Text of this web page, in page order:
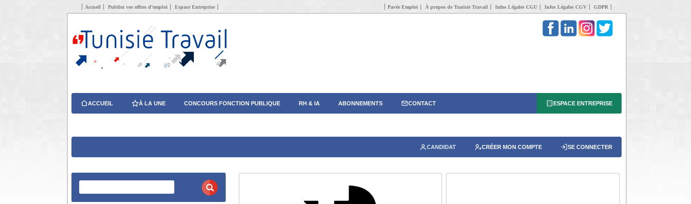
Accueil Publiez vos offres d’emploi Espace Entreprise Pavée Emploi À propos de Tunisie Travail Infos Légales CGU Infos Légales CGV GDPR
ACCUEIL À LA UNE CONCOURS FONCTION PUBLIQUE RH & IA ABONNEMENTS CONTACT ESPACE ENTREPRISE
CANDIDAT CRÉER MON COMPTE SE CONNECTER